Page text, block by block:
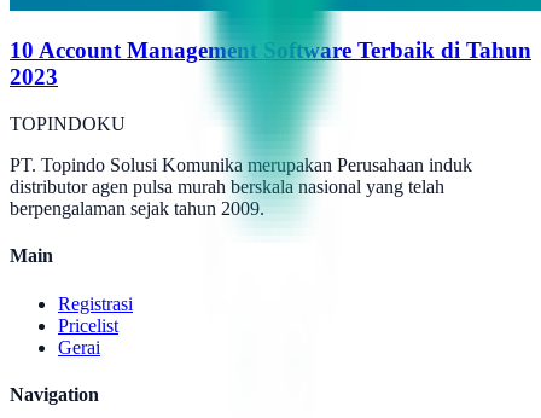
10 Account Management Software Terbaik di Tahun
2023
TOPINDOKU
PT. Topindo Solusi Komunika merupakan Perusahaan induk
distributor agen pulsa murah berskala nasional yang telah
berpengalaman sejak tahun 2009.
Main
Registrasi
Pricelist
Gerai
Navigation